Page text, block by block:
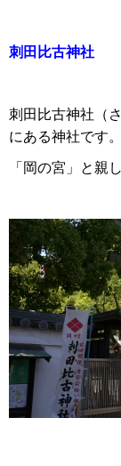
刺田比古神社
刺田比古神社（
にある神社です
「岡の宮」と親